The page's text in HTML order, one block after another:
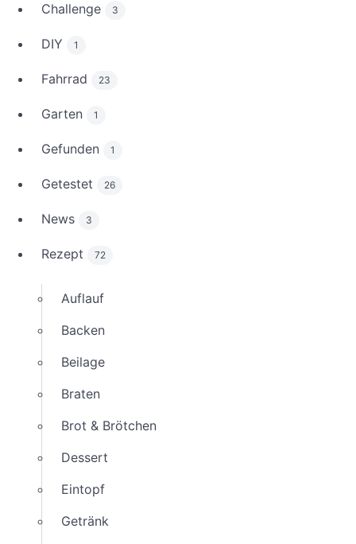
Challenge 3
DIY 1
Fahrrad 23
Garten 1
Gefunden 1
Getestet 26
News 3
Rezept 72
Auflauf
Backen
Beilage
Braten
Brot & Brötchen
Dessert
Eintopf
Getränk